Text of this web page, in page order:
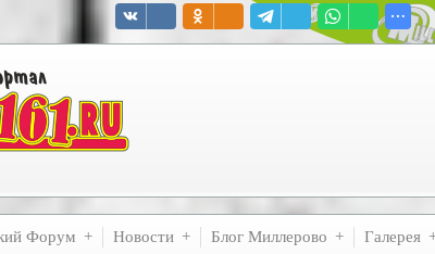
Форум Новости Блог Миллерово Галерея